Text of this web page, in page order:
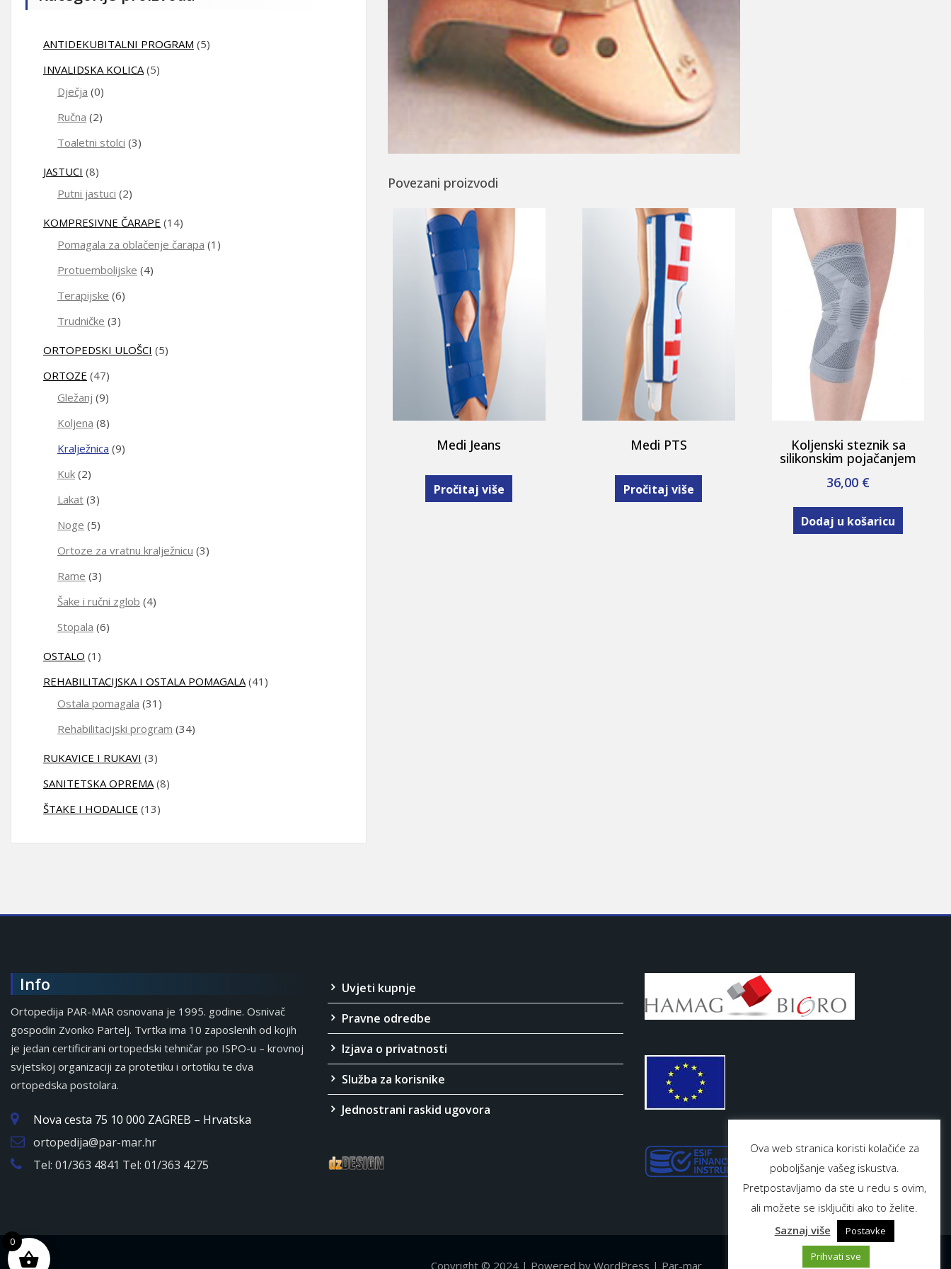
Povezani proizvodi
Medi Jeans
Pročitaj više
Medi PTS
Pročitaj više
Koljenski steznik sa
silikonskim pojačanjem
36,00 €
Dodaj u košaricu
ANTIDEKUBITALNI PROGRAM (5)
INVALIDSKA KOLICA (5)
Dječja (0)
Ručna (2)
Toaletni stolci (3)
JASTUCI (8)
Putni jastuci (2)
KOMPRESIVNE ČARAPE (14)
Pomagala za oblačenje čarapa (1)
Protuembolijske (4)
Terapijske (6)
Trudničke (3)
ORTOPEDSKI ULOŠCI (5)
ORTOZE (47)
Gležanj (9)
Koljena (8)
Kralježnica (9)
Kuk (2)
Lakat (3)
Noge (5)
Ortoze za vratnu kralježnicu (3)
Rame (3)
Šake i ručni zglob (4)
Stopala (6)
OSTALO (1)
REHABILITACIJSKA I OSTALA POMAGALA (41)
Ostala pomagala (31)
Rehabilitacijski program (34)
RUKAVICE I RUKAVI (3)
SANITETSKA OPREMA (8)
ŠTAKE I HODALICE (13)
Info
Ortopedija PAR-MAR osnovana je 1995. godine. Osnivač
gospodin Zvonko Partelj. Tvrtka ima 10 zaposlenih od kojih
je jedan certificirani ortopedski tehničar po ISPO-u – krovnoj
svjetskoj organizaciji za protetiku i ortotiku te dva
ortopedska postolara.
Nova cesta 75 10 000 ZAGREB – Hrvatska
ortopedija@par-mar.hr
Tel: 01/363 4841 Tel: 01/363 4275
Uvjeti kupnje
Pravne odredbe
Izjava o privatnosti
Služba za korisnike
Jednostrani raskid ugovora
Copyright © 2024 | Powered by WordPress | Par-mar
Ova web stranica koristi kolačiće za
poboljšanje vašeg iskustva.
Pretpostavljamo da ste u redu s ovim,
ali možete se isključiti ako to želite.
Saznaj više
Postavke
Prihvati sve
0